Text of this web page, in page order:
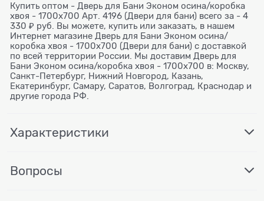
Купить оптом - Дверь для Бани Эконом осина/коробка
хвоя - 1700х700 Арт. 4196 (Двери для бани) всего за - 4
330 ₽ руб. Вы можете, купить или заказать, в нашем
Интернет магазине Дверь для Бани Эконом осина/
коробка хвоя - 1700х700 (Двери для бани) с доставкой
по всей территории России. Мы доставим Дверь для
Бани Эконом осина/коробка хвоя - 1700х700 в: Москву,
Санкт-Петербург, Нижний Новгород, Казань,
Екатеринбург, Самару, Саратов, Волгоград, Краснодар и
другие города РФ.
Характеристики
Вопросы